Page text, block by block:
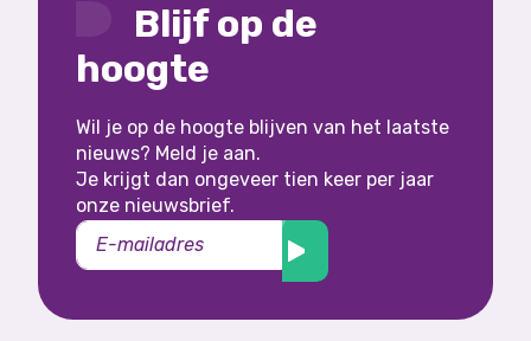
Blijf op de
hoogte
Wil je op de hoogte blijven van het laatste
nieuws? Meld je aan.
Je krijgt dan ongeveer tien keer per jaar
onze nieuwsbrief.